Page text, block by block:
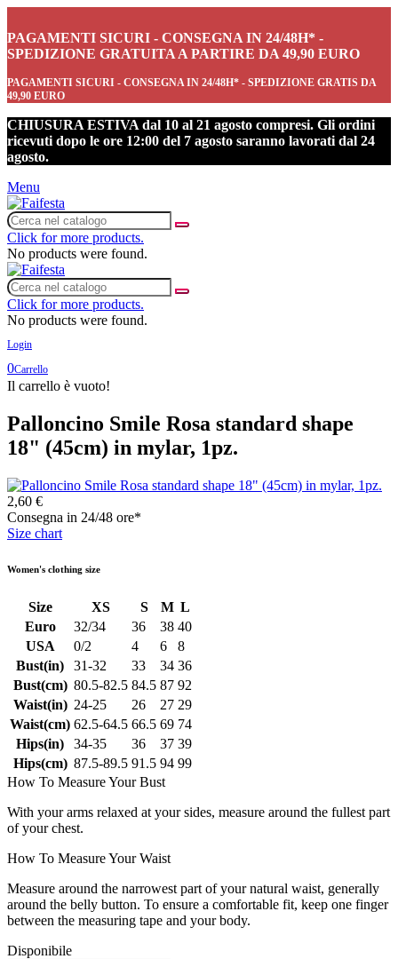
PAGAMENTI SICURI - CONSEGNA IN 24/48H* -
SPEDIZIONE GRATUITA A PARTIRE DA 49,90 EURO
PAGAMENTI SICURI - CONSEGNA IN 24/48H* - SPEDIZIONE GRATIS DA
49,90 EURO
CHIUSURA ESTIVA dal 10 al 21 agosto compresi. Gli ordini
ricevuti dopo le ore 12:00 del 7 agosto saranno lavorati dal 24
agosto.
Menu
Click for more products.
No products were found.
Click for more products.
No products were found.
Login
0Carrello
Il carrello è vuoto!
Palloncino Smile Rosa standard shape
18" (45cm) in mylar, 1pz.
2,60 €
Consegna in 24/48 ore*
Size chart
Women's clothing size
Size XS S M L
Euro
32/34 36 38 40
USA
0/2 4 6
8
Bust(in)
31-32 33 34 36
Bust(cm) 80.5-82.5 84.5 87 92
Waist(in) 24-25 26 27 29
Waist(cm) 62.5-64.5 66.5 69 74
Hips(in)
34-35 36 37 39
Hips(cm) 87.5-89.5 91.5 94 99
How To Measure Your Bust
With your arms relaxed at your sides, measure around the fullest part
of your chest.
How To Measure Your Waist
Measure around the narrowest part of your natural waist, generally
around the belly button. To ensure a comfortable fit, keep one finger
between the measuring tape and your body.
Disponibile